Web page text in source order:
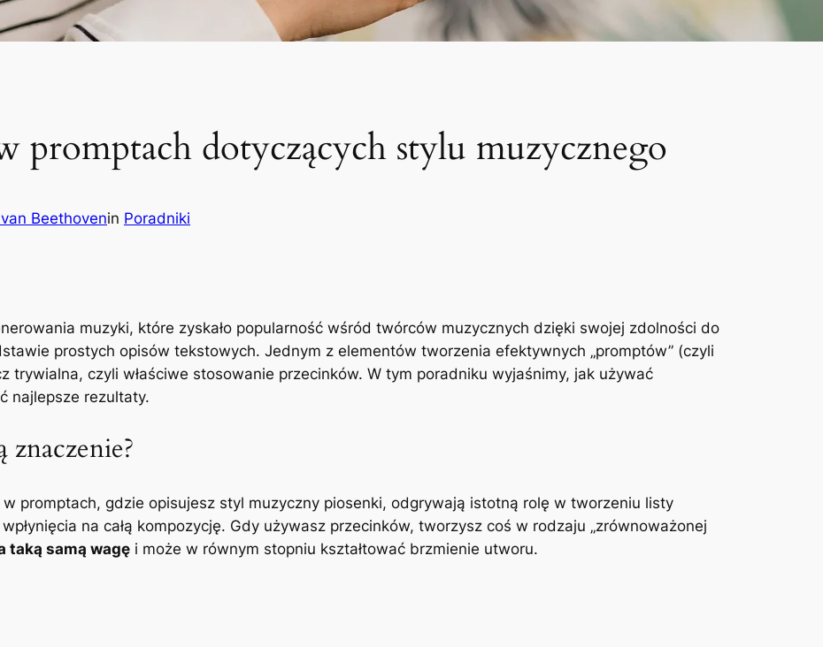
promptach dotyczących stylu muzycznego
Beethovenin Poradniki
muzyki, które zyskało popularność wśród twórców muzycznych dzięki swojej zdolności do
prostych opisów tekstowych. Jednym z elementów tworzenia efektywnych „promptów” (czyli
trywialna, czyli właściwe stosowanie przecinków. W tym poradniku wyjaśnimy, jak używać
najlepsze rezultaty.
w promptach, gdzie opisujesz styl muzyczny piosenki, odgrywają istotną rolę w tworzeniu listy
na całą kompozycję. Gdy używasz przecinków, tworzysz coś w rodzaju „zrównoważonej
taką samą wagę i może w równym stopniu kształtować brzmienie utworu.